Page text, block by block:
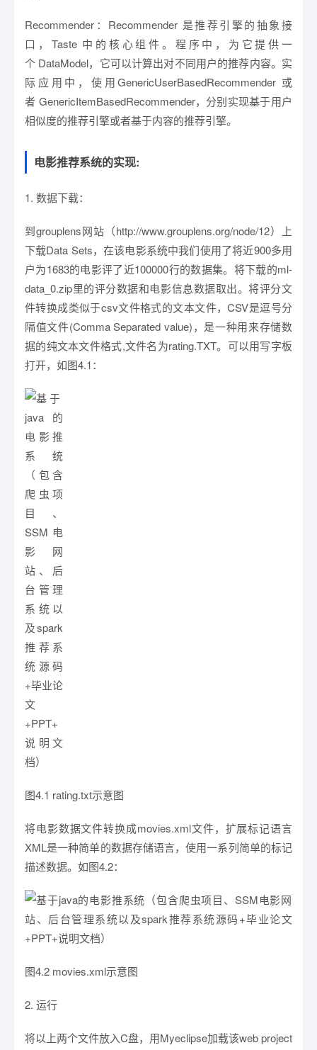
Recommender：Recommender 是推荐引擎的抽象接
口，Taste 中的核心组件。程序中，为它提供一
个 DataModel，它可以计算出对不同用户的推荐内容。实
际应用中，使用GenericUserBasedRecommender 或
者 GenericItemBasedRecommender，分别实现基于用户
相似度的推荐引擎或者基于内容的推荐引擎。
电影推荐系统的实现:
1. 数据下载：
到grouplens网站（http://www.grouplens.org/node/12）上
下载Data Sets，在该电影系统中我们使用了将近900多用
户为1683的电影评了近100000行的数据集。将下载的ml-
data_0.zip里的评分数据和电影信息数据取出。将评分文
件转换成类似于csv文件格式的文本文件，CSV是逗号分
隔值文件(Comma Separated value)，是一种用来存储数
据的纯文本文件格式,文件名为rating.TXT。可以用写字板
打开，如图4.1：
图4.1 rating.txt示意图
将电影数据文件转换成movies.xml文件，扩展标记语言
XML是一种简单的数据存储语言，使用一系列简单的标记
描述数据。如图4.2：
图4.2 movies.xml示意图
2. 运行
将以上两个文件放入C盘，用Myeclipse加载该web project